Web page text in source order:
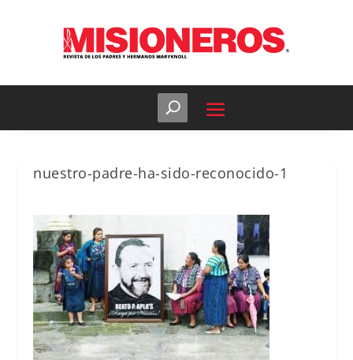
nuestro-padre-ha-sido-reconocido-1